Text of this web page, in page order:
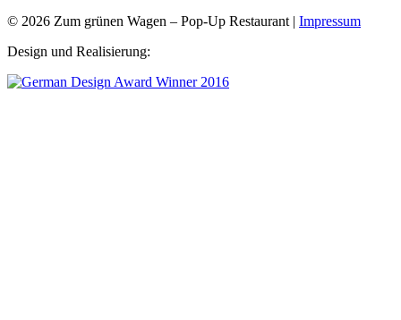
© 2026 Zum grünen Wagen – Pop-Up Restaurant | Impressum
Design und Realisierung: